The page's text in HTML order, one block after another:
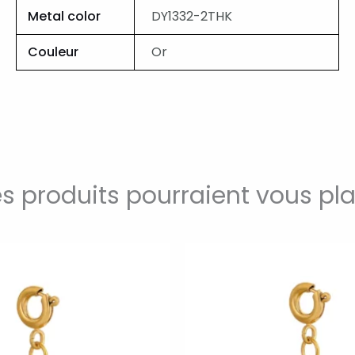
Metal color
DY1332-2THK
Couleur
Or
produits pourraient vous